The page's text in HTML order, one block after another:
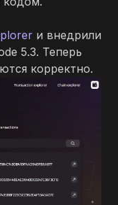
и внедрили
5.3. Теперь
корректно.